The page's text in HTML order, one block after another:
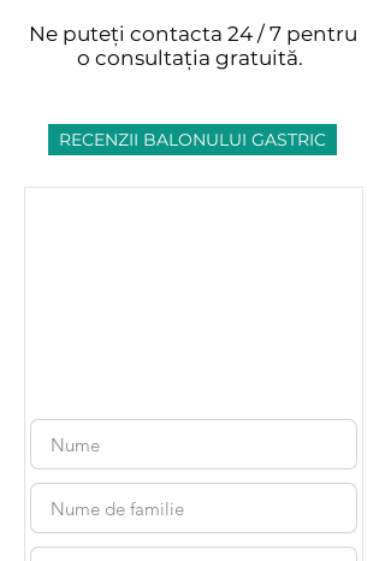
Ne puteți contacta 24 / 7 pentru
o consultația gratuită.
RECENZII BALONULUI GASTRIC